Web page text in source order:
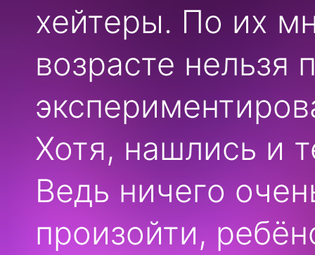
хейтеры. По их
возрасте нельзя
Хотя, нашлись и
Ведь ничего
произойти,